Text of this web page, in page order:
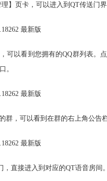
】页卡，可以进入到QT传送门界
可以看到您拥有的QQ群列表
。
群，可以看到在群的右上角公告
，直接进入到对应的QT语音房间。